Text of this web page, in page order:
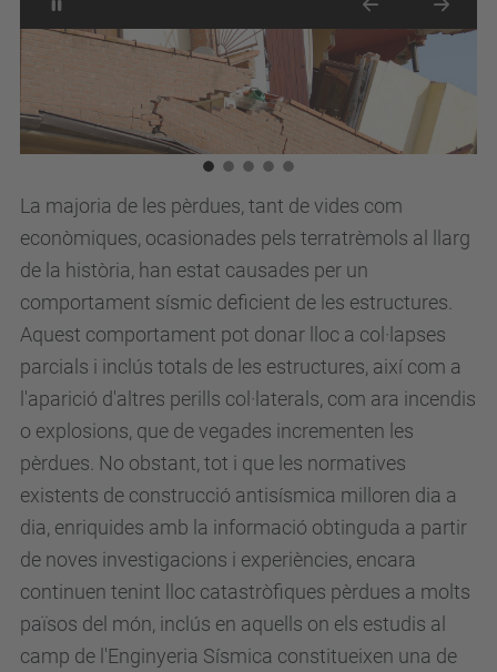
Stop automatic slide show
La majoria de les pèrdues, tant de vides com
econòmiques, ocasionades pels terratrèmols al llarg
de la història, han estat causades per un
comportament sísmic deficient de les estructures.
Aquest comportament pot donar lloc a col·lapses
parcials i inclús totals de les estructures, així com a
l'aparició d'altres perills col·laterals, com ara incendis
o explosions, que de vegades incrementen les
pèrdues. No obstant, tot i que les normatives
existents de construcció antisísmica milloren dia a
dia, enriquides amb la informació obtinguda a partir
de noves investigacions i experiències, encara
continuen tenint lloc catastròfiques pèrdues a molts
països del món, inclús en aquells on els estudis al
camp de l'Enginyeria Sísmica constitueixen una de